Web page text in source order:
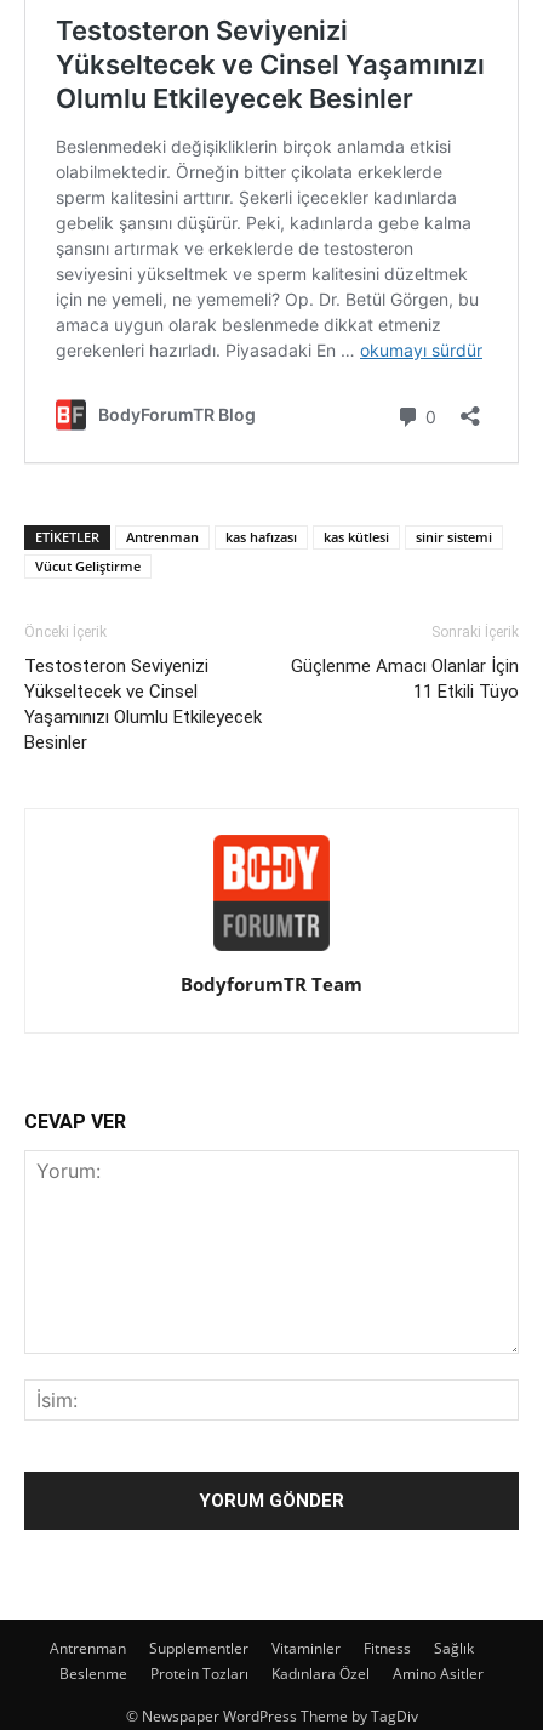
ETIKETLER Antrenman kas hafızası kas kütlesi
sinir sistemi
Vücut Geliştirme
Önceki İçerik
Testosteron Seviyenizi
Yükseltecek ve Cinsel
Yaşamınızı Olumlu Etkileyecek
Besinler
Sonraki İçerik
Güçlenme Amacı Olanlar İçin
11 Etkili Tüyo
BodyforumTR Team
CEVAP VER
Antrenman Supplementler Vitaminler Fitness
Sağlık
Beslenme
Protein Tozları Kadınlara Özel Amino Asitler
© Newspaper WordPress Theme by TagDiv